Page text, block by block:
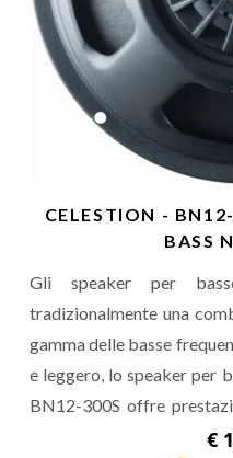
CELESTION -
BASS
Gli speaker per
tradizionalmente una
gamma delle basse
e leggero, lo speaker per
BN12-300S offre
€